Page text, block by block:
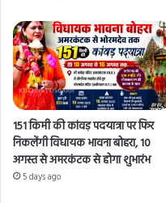
151 किमी की कांवड़ पदयात्रा पर फिर
निकलेंगी विधायक भावना बोहरा, 10
अगस्त से अमरकंटक से होगा शुभारंभ
5 days ago